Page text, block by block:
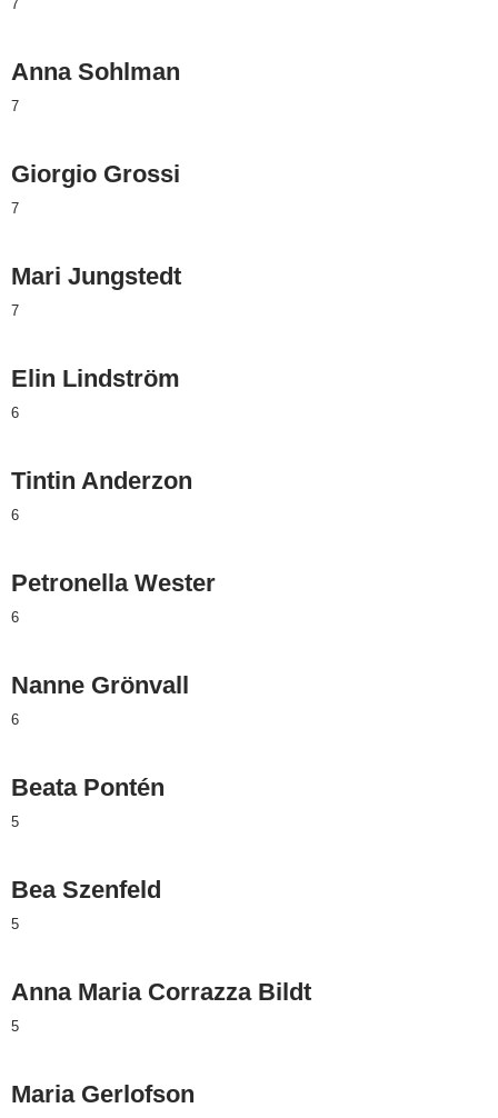
7
Anna Sohlman
7
Giorgio Grossi
7
Mari Jungstedt
7
Elin Lindström
6
Tintin Anderzon
6
Petronella Wester
6
Nanne Grönvall
6
Beata Pontén
5
Bea Szenfeld
5
Anna Maria Corrazza Bildt
5
Maria Gerlofson